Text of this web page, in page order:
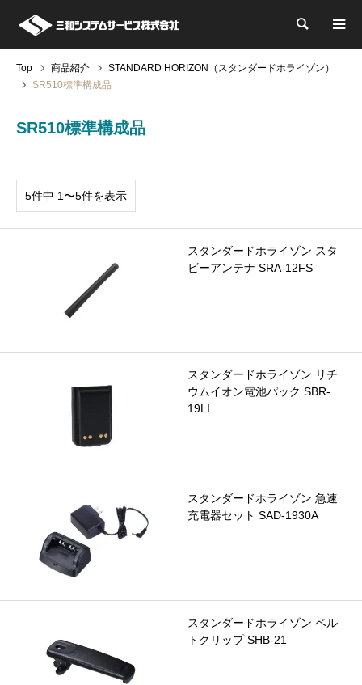
検索
Top 商品紹介
STANDARD HORIZON（スタンダードホライゾン）
SR510標準構成品
SR510標準構成品
5件中 1〜5件を表示
スタンダードホライゾン スタ
ビーアンテナ SRA-12FS
スタンダードホライゾン リチ
ウムイオン電池パック SBR-
19LI
スタンダードホライゾン 急速
充電器セット SAD-1930A
スタンダードホライゾン ベル
トクリップ SHB-21